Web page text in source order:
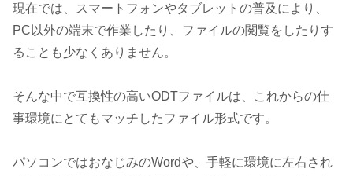
現在では、スマートフォンやタブレットの普及により、
PC以外の端末で作業したり、ファイルの閲覧をしたりす
ることも少なくありません。
そんな中で互換性の高いODTファイルは、これからの仕
事環境にとてもマッチしたファイル形式です。
パソコンではおなじみのWordや、手軽に環境に左右され